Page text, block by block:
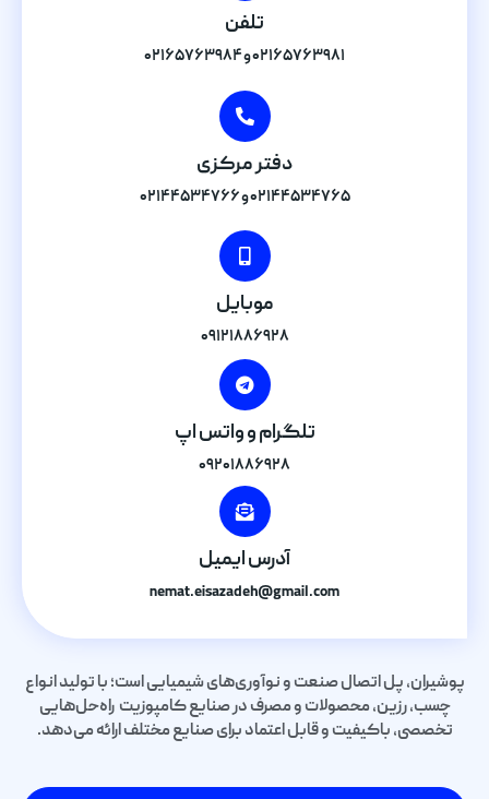
تلفن
۰۲۱۶۵۷۶۳۹۸۱ و ۰۲۱۶۵۷۶۳۹۸۴
دفتر مرکزی
۰۲۱۴۴۵۳۴۷۶۵ و ۰۲۱۴۴۵۳۴۷۶۶
موبایل
۰۹۱۲۱۸۸۶۹۲۸
تلگرام و واتس اپ
۰۹۲۰۱۸۸۶۹۲۸
آدرس ایمیل
nemat.eisazadeh@gmail.com
پوشیران، پل اتصال صنعت و نوآوری‌های شیمیایی است؛ با تولید انواع
چسب، رزین، محصولات و مصرف در صنایع کامپوزیت راه‌حل‌هایی
تخصصی، باکیفیت و قابل اعتماد برای صنایع مختلف ارائه می‌دهد.